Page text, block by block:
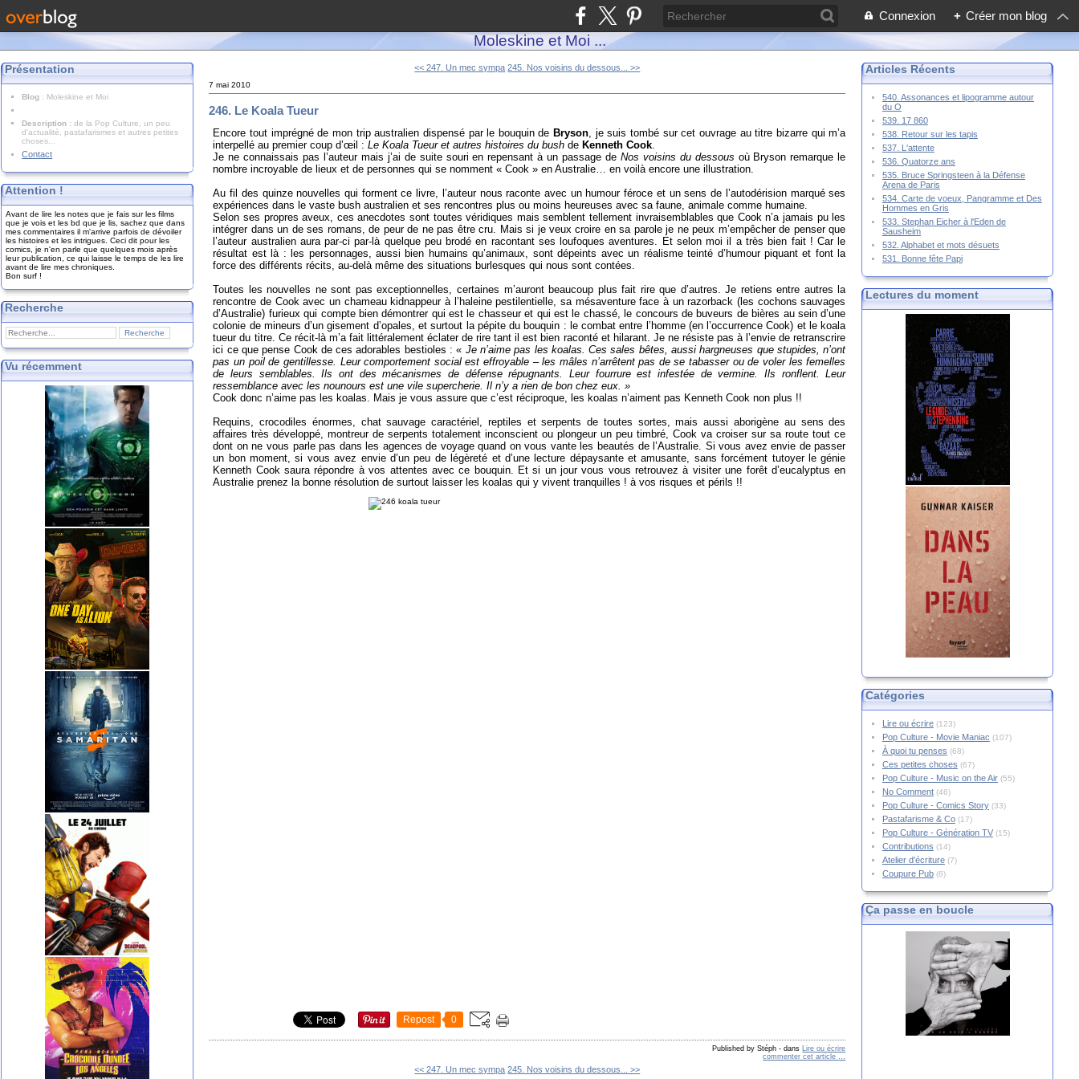
Connexion + Créer mon blog
Moleskine et Moi ...
Présentation
Blog : Moleskine et Moi
Description : de la Pop Culture, un peu
d'actualité, pastafarismes et autres petites
choses...
Contact
Attention !
Avant de lire les notes que je fais sur les films
que je vois et les bd que je lis, sachez que dans
mes commentaires il m'arrive parfois de dévoiler
les histoires et les intrigues. Ceci dit pour les
comics, je n'en parle que quelques mois après
leur publication, ce qui laisse le temps de les lire
avant de lire mes chroniques.
Bon surf !
Recherche
Vu récemment
<< 247. Un mec sympa 245. Nos voisins du dessous... >>
7 mai 2010
246. Le Koala Tueur
Encore tout imprégné de mon trip australien dispensé par le bouquin de Bryson, je suis tombé sur cet ouvrage au titre bizarre qui m’a
interpellé au premier coup d’œil :Le Koala Tueur et autres histoires du bush de Kenneth Cook.
Je ne connaissais pas l’auteur mais j’ai de suite souri en repensant à un passage de Nos voisins du dessous où Bryson remarque le
nombre incroyable de lieux et de personnes qui se nomment « Cook » en Australie… en voilà encore une illustration.
Au fil des quinze nouvelles qui forment ce livre, l’auteur nous raconte avec un humour féroce et un sens de l’autodérision marqué ses
expériences dans le vaste bush australien et ses rencontres plus ou moins heureuses avec sa faune, animale comme humaine.
Selon ses propres aveux, ces anecdotes sont toutes véridiques mais semblent tellement invraisemblables que Cook n’a jamais pu les
intégrer dans un de ses romans, de peur de ne pas être cru. Mais si je veux croire en sa parole je ne peux m’empêcher de penser que
l’auteur australien aura par-ci par-là quelque peu brodé en racontant ses loufoques aventures. Et selon moi il a très bien fait ! Car le
résultat est là : les personnages, aussi bien humains qu’animaux, sont dépeints avec un réalisme teinté d’humour piquant et font la
force des différents récits, au-delà même des situations burlesques qui nous sont contées.
Toutes les nouvelles ne sont pas exceptionnelles, certaines m’auront beaucoup plus fait rire que d’autres. Je retiens entre autres la
rencontre de Cook avec un chameau kidnappeur à l’haleine pestilentielle, sa mésaventure face à un razorback (les cochons sauvages
d’Australie) furieux qui compte bien démontrer qui est le chasseur et qui est le chassé, le concours de buveurs de bières au sein d’une
colonie de mineurs d’un gisement d’opales, et surtout la pépite du bouquin : le combat entre l’homme (en l’occurrence Cook) et le koala
tueur du titre. Ce récit-là m’a fait littéralement éclater de rire tant il est bien raconté et hilarant. Je ne résiste pas à l’envie de retranscrire
ici ce que pense Cook de ces adorables bestioles : « Je n’aime pas les koalas. Ces sales bêtes, aussi hargneuses que stupides, n’ont
pas un poil de gentillesse. Leur comportement social est effroyable – les mâles n’arrêtent pas de se tabasser ou de voler les femelles
de leurs semblables. Ils ont des mécanismes de défense répugnants. Leur fourrure est infestée de vermine. Ils ronflent. Leur
ressemblance avec les nounours est une vile supercherie. Il n’y a rien de bon chez eux. »
Cook donc n’aime pas les koalas. Mais je vous assure que c’est réciproque, les koalas n’aiment pas Kenneth Cook non plus !!
Requins, crocodiles énormes, chat sauvage caractériel, reptiles et serpents de toutes sortes, mais aussi aborigène au sens des
affaires très développé, montreur de serpents totalement inconscient ou plongeur un peu timbré, Cook va croiser sur sa route tout ce
dont on ne vous parle pas dans les agences de voyage quand on vous vante les beautés de l’Australie. Si vous avez envie de passer
un bon moment, si vous avez envie d’un peu de légèreté et d’une lecture dépaysante et amusante, sans forcément tutoyer le génie
Kenneth Cook saura répondre à vos attentes avec ce bouquin. Et si un jour vous vous retrouvez à visiter une forêt d’eucalyptus en
Australie prenez la bonne résolution de surtout laisser les koalas qui y vivent tranquilles ! à vos risques et périls !!
Repost 0
Published by Stéph - dans Lire ou écrire
commenter cet article …
<< 247. Un mec sympa 245. Nos voisins du dessous... >>
Articles Récents
540. Assonances et lipogramme autour
du O
539. 17 860
538. Retour sur les tapis
537. L'attente
536. Quatorze ans
535. Bruce Springsteen à la Défense
Arena de Paris
534. Carte de voeux, Pangramme et Des
Hommes en Gris
533. Stephan Eicher à l'Eden de
Sausheim
532. Alphabet et mots désuets
531. Bonne fête Papi
Lectures du moment
Catégories
Lire ou écrire(123)
Pop Culture - Movie Maniac (107)
À quoi tu penses (68)
Ces petites choses (67)
Pop Culture - Music on the Air(55)
No Comment(46)
Pop Culture - Comics Story(33)
Pastafarisme & Co(17)
Pop Culture - Génération TV(15)
Contributions (14)
Atelier d'écriture(7)
Coupure Pub(6)
Ça passe en boucle